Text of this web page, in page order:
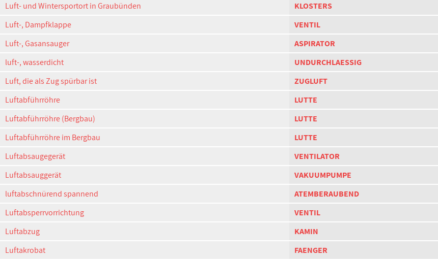
Luft- und Wintersportort in Graubünden
KLOSTERS
Luft-, Dampfklappe
VENTIL
Luft-, Gasansauger
ASPIRATOR
luft-, wasserdicht
UNDURCHLAESSIG
Luft, die als Zug spürbar ist
ZUGLUFT
Luftabführröhre
LUTTE
Luftabführröhre (Bergbau)
LUTTE
Luftabführröhre im Bergbau
LUTTE
Luftabsaugegerät
VENTILATOR
Luftabsauggerät
VAKUUMPUMPE
luftabschnürend spannend
ATEMBERAUBEND
Luftabsperrvorrichtung
VENTIL
Luftabzug
KAMIN
Luftakrobat
FAENGER